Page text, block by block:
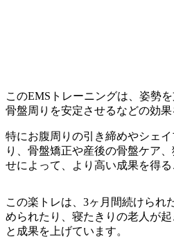
このEMSトレーニングは、姿勢
骨盤周りを安定させるなどの効果
特にお腹周りの引き締めやシェ
り、骨盤矯正や産後の骨盤ケア
せによって、より高い成果を得る
この楽トレは、3ヶ月間続けられ
められたり、寝たきりの老人が
と成果を上げています。